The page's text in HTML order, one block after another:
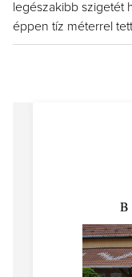
legészakibb szigetét
éppen tíz méterrel